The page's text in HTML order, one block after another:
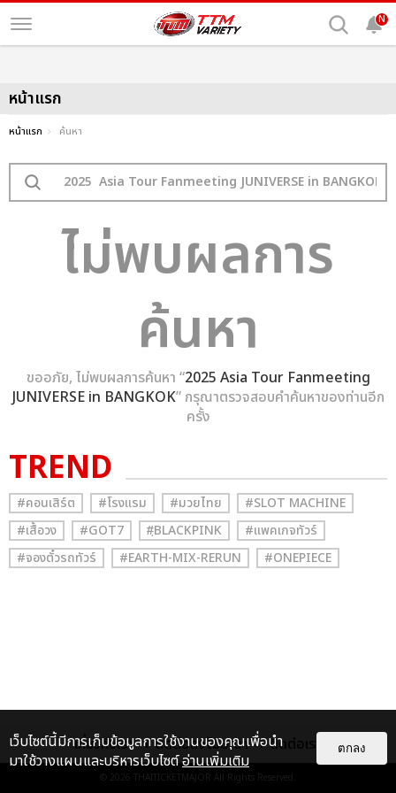
N
หน้าแรก
หน้าแรก ค้นหา
ไม่พบผลการ
ค้นหา
ขออภัย, ไม่พบผลการค้นหา “2025 Asia Tour Fanmeeting
JUNIVERSE in BANGKOK” กรุณาตรวจสอบคำค้นหาของท่านอีก
ครั้ง
TREND
#คอนเสิร์ต #โรงแรม #มวยไทย
#SLOT MACHINE
#เสื้อวง
#GOT7 #ฺBLACKPINK
#แพคเกจทัวร์
#จองตั๋วรถทัวร์
#EARTH-MIX-RERUN #ONEPIECE
เกี่ยวกับเรา ติดต่อลงโฆษณา ติดต่อเรา
© 2026 THAITICKETMAJOR All Rights Reserved.
เว็บไซต์นี้มีการเก็บข้อมูลการใช้งานของคุณเพื่อนำ
มาใช้วางแผนและบริหารเว็บไซต์อ่านเพิ่มเติม
ตกลง